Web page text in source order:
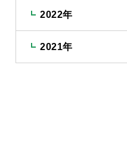
2022年
2021年